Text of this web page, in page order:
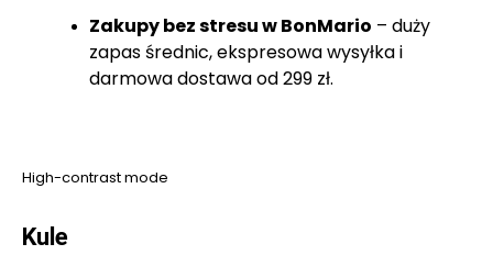
Zakupy bez stresu w BonMario – duży
zapas średnic, ekspresowa wysyłka i
darmowa dostawa od 299 zł.
High-contrast mode
Kule